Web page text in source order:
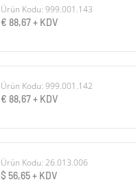
Ürün Kodu: 999.001.143
€ 88,67+ KDV
Ürün Kodu: 999.001.142
€ 88,67+ KDV
Ürün Kodu: 26.013.006
$ 56,65+ KDV